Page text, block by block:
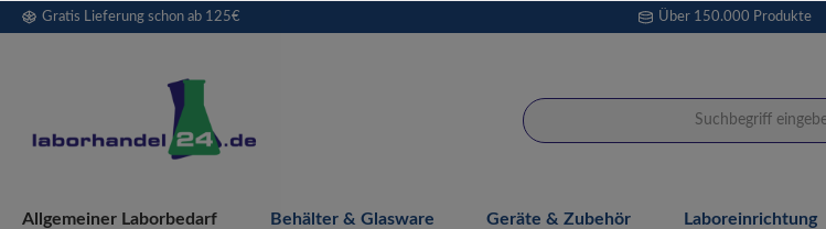
Zur Hauptnavigation springen
Gratis Lieferung schon ab 125€ Über 150.000 Produkte
Allgemeiner Laborbedarf Behälter & Glasware Geräte & Zubehör Laboreinrichtung